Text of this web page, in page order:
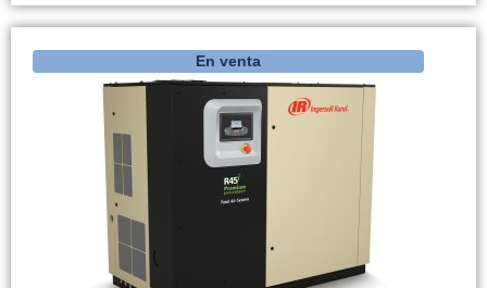
En venta